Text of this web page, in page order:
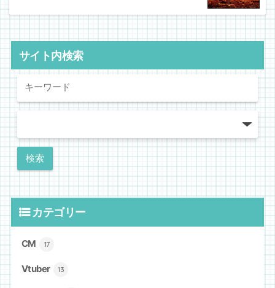
サイト内検索
カテゴリー
CM 17
Vtuber 13